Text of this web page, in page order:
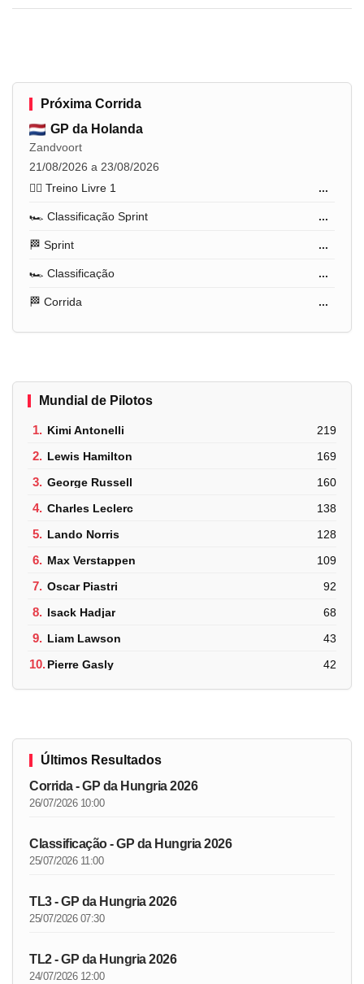
Próxima Corrida
GP da Holanda
Zandvoort
21/08/2026 a 23/08/2026
🏋️‍♂️ Treino Livre 1
...
🏎️ Classificação Sprint ...
🏁 Sprint ...
🏎️ Classificação ...
🏁 Corrida ...
Mundial de Pilotos
1. Kimi Antonelli 219
2. Lewis Hamilton 169
3. George Russell 160
4. Charles Leclerc 138
5. Lando Norris 128
6. Max Verstappen 109
7. Oscar Piastri 92
8. Isack Hadjar 68
9. Liam Lawson 43
10.Pierre Gasly 42
Últimos Resultados
Corrida - GP da Hungria 2026
26/07/2026 10:00
Classificação - GP da Hungria 2026
25/07/2026 11:00
TL3 - GP da Hungria 2026
25/07/2026 07:30
TL2 - GP da Hungria 2026
24/07/2026 12:00